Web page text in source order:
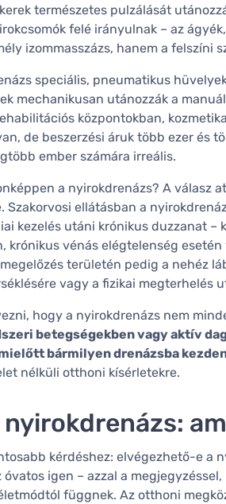
természetes pulzálását
felé irányulnak – az
izommasszázs, hanem a felszíni
speciális, pneumatikus
mechanikusan utánozzák a
központokban,
de beszerzési áruk több ezer és
ember számára irreális.
a nyirokdrenázs? A válasz
Szakorvosi ellátásban a
kezelés utáni krónikus duzzanat
krónikus vénás elégtelenség
területén pedig a nehéz
vagy a fizikai megterhelés
hogy a nyirokdrenázs nem
betegségekben vagy aktív
bármilyen drenázsba
nélküli otthoni kísérletekre.
kérdéshez: elvégezhető-e a
óvatos igen – azzal a
függnek. Az otthoni